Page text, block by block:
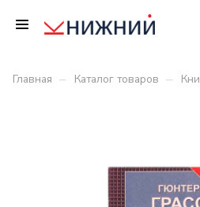
Главная – Каталог товаров –